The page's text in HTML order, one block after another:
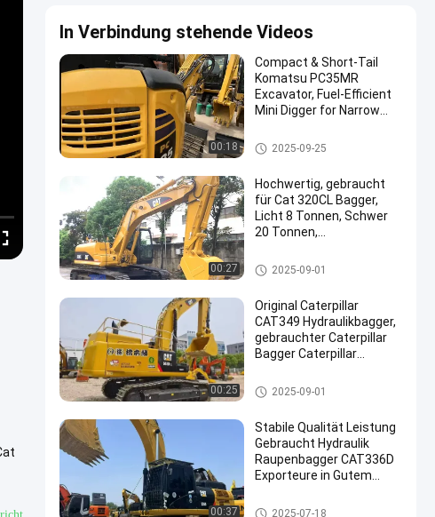
Fullscreen
In Verbindung stehende Videos
00:18
Compact & Short-Tail
Komatsu PC35MR
Excavator, Fuel-Efficient
Mini Digger for Narrow
Maintenance/Yard
Renovation
benutzter KOMATSU-Bagger
2025-09-25
00:27
Hochwertig, gebraucht
für Cat 320CL Bagger,
Licht 8 Tonnen, Schwer
20 Tonnen,
Motor, KYB Hydraulik,
Standort Shanghai
Gebrauchtes CAT-Exkavator
2025-09-01
00:25
Original Caterpillar
CAT349 Hydraulikbagger,
gebrauchter Caterpillar
Bagger Caterpillar
Gebrauchtes CAT-Exkavator
2025-09-01
00:37
Stabile Qualität Leistung
Gebraucht Hydraulik
Raupenbagger CAT336D
Exporteure in Gutem
Gebrauchtes CAT-Exkavator
2025-07-18